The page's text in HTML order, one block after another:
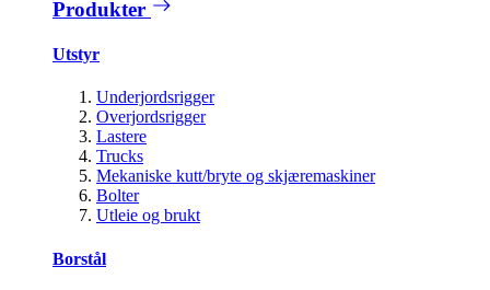
Produkter
Utstyr
Underjordsrigger
Overjordsrigger
Lastere
Trucks
Mekaniske kutt/bryte og skjæremaskiner
Bolter
Utleie og brukt
Borstål